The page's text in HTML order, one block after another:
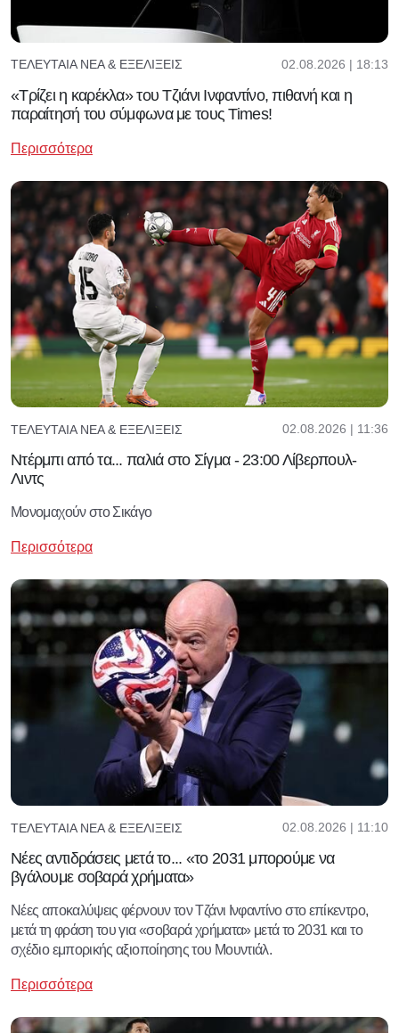
ΤΕΛΕΥΤΑΊΑ ΝΈΑ & ΕΞΕΛΊΞΕΙΣ 02.08.2026 | 18:13
«Τρίζει η καρέκλα» του Τζιάνι Ινφαντίνο, πιθανή και η
παραίτησή του σύμφωνα με τους Times!
Περισσότερα
ΤΕΛΕΥΤΑΊΑ ΝΈΑ & ΕΞΕΛΊΞΕΙΣ 02.08.2026 | 11:36
Ντέρμπι από τα... παλιά στο Σίγμα - 23:00 Λίβερπουλ-
Λιντς
Μονομαχούν στο Σικάγο
Περισσότερα
ΤΕΛΕΥΤΑΊΑ ΝΈΑ & ΕΞΕΛΊΞΕΙΣ 02.08.2026 | 11:10
Νέες αντιδράσεις μετά το... «το 2031 μπορούμε να
βγάλουμε σοβαρά χρήματα»
Νέες αποκαλύψεις φέρνουν τον Τζάνι Ινφαντίνο στο επίκεντρο,
μετά τη φράση του για «σοβαρά χρήματα» μετά το 2031 και το
σχέδιο εμπορικής αξιοποίησης του Μουντιάλ.
Περισσότερα